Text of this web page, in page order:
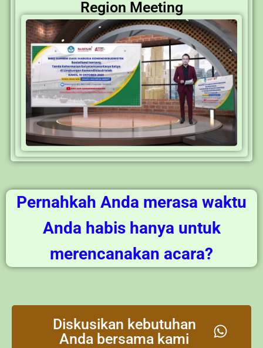
Region Meeting
Pernahkah Anda merasa waktu
Anda habis hanya untuk
merencanakan acara?
Diskusikan kebutuhan
Anda bersama kami